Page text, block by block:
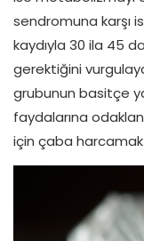
sendromuna karşı
kaydıyla 30 ila 45
gerektiğini
grubunun basitçe
faydalarına
için çaba harcamak